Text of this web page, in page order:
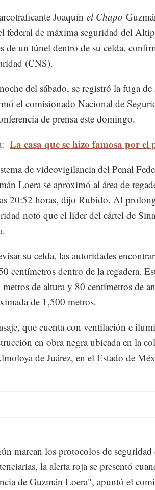
Joaquín el Chapo
federal de máxima seguridad del
de un túnel dentro de su celda,
(CNS).
del sábado, se registró la fuga
el comisionado Nacional de
de prensa este domingo.
La casa que se hizo famosa por el
de videovigilancia del Penal
Loera se aproximó al área de
20:52 horas, dijo Rubido. Al
notó que el líder del cártel de
su celda, las autoridades
centímetros dentro de la regadera.
metros de altura y 80 centímetros de
de 1,500 metros.
que cuenta con ventilación e
en obra negra ubicada en la
de Juárez, en el Estado de
marcan los protocolos de seguridad
la alerta roja se presentó
de Guzmán Loera", apuntó el